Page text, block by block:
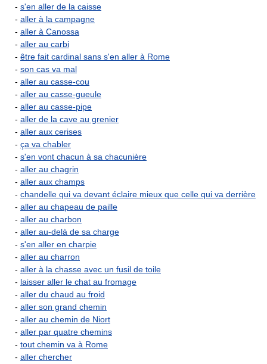
- s'en aller de la caisse
- aller à la campagne
- aller à Canossa
- aller au carbi
- être fait cardinal sans s'en aller à Rome
- son cas va mal
- aller au casse-cou
- aller au casse-gueule
- aller au casse-pipe
- aller de la cave au grenier
- aller aux cerises
- ça va chabler
- s'en vont chacun à sa chacunière
- aller au chagrin
- aller aux champs
- chandelle qui va devant éclaire mieux que celle qui va derrière
- aller au chapeau de paille
- aller au charbon
- aller au-delà de sa charge
- s'en aller en charpie
- aller au charron
- aller à la chasse avec un fusil de toile
- laisser aller le chat au fromage
- aller du chaud au froid
- aller son grand chemin
- aller au chemin de Niort
- aller par quatre chemins
- tout chemin va à Rome
- aller chercher